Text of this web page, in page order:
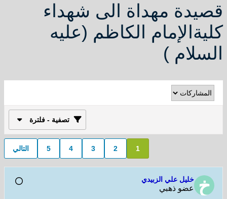
قصيدة مهداة الى شهداء
كليةالإمام الكاظم (عليه
السلام )
تصفية - فلترة
1
2
3
4
5 التالي
خليل علي الزبيدي
عضو ذهبي